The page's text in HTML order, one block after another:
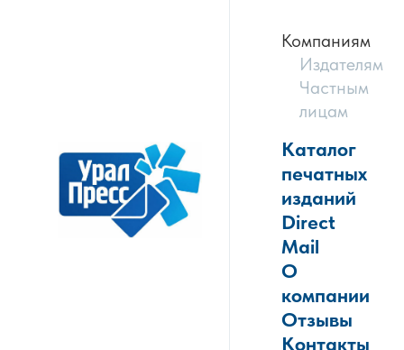
Компаниям
Издателям
Частным
лицам
Каталог
печатных
изданий
Direct
Mail
О
компании
Отзывы
Контакты